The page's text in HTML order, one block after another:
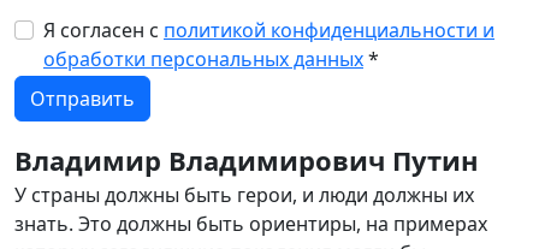
Я согласен с политикой конфиденциальности и
обработки персональных данных*
Владимир Владимирович Путин
У страны должны быть герои, и люди должны их
знать. Это должны быть ориентиры, на примерах